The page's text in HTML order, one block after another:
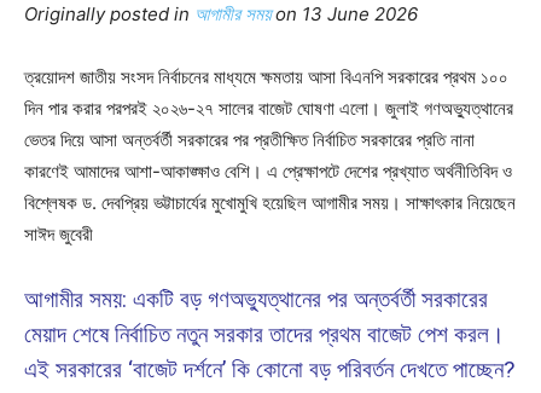
Originally posted in আগামীর সময়on 13 June 2026
ত্রয়োদশ জাতীয় সংসদ নির্বাচনের মাধ্যমে ক্ষমতায় আসা বিএনপি সরকারের প্রথম ১০০
দিন পার করার পরপরই ২০২৬-২৭ সালের বাজেট ঘোষণা এলো। জুলাই গণঅভ্যুত্থানের
ভেতর দিয়ে আসা অন্তর্বর্তী সরকারের পর প্রতীক্ষিত নির্বাচিত সরকারের প্রতি নানা
কারণেই আমাদের আশা-আকাঙ্ক্ষাও বেশি। এ প্রেক্ষাপটে দেশের প্রখ্যাত অর্থনীতিবিদ ও
বিশ্লেষক ড. দেবপ্রিয় ভট্টাচার্যের মুখোমুখি হয়েছিল আগামীর সময়। সাক্ষাৎকার নিয়েছেন
সাঈদ জুবেরী
আগামীর সময়: একটি বড় গণঅভ্যুত্থানের পর অন্তর্বর্তী সরকারের
মেয়াদ শেষে নির্বাচিত নতুন সরকার তাদের প্রথম বাজেট পেশ করল।
এই সরকারের ‘বাজেট দর্শনে’ কি কোনো বড় পরিবর্তন দেখতে পাচ্ছেন?